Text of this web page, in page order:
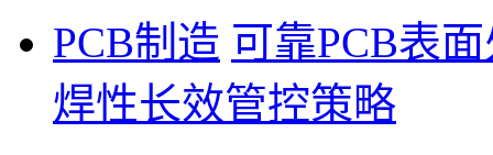
PCB制造 可靠PCB表
焊性长效管控策略